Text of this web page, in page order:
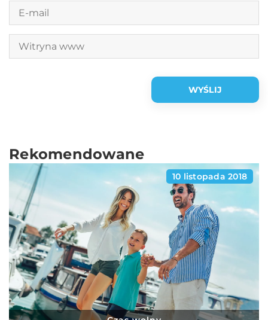
Rekomendowane
10 listopada 2018